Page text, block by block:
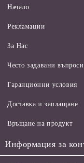
Начало
Рекламации
За Нас
Често задавани въпроси
Гаранционни условия
Доставка и заплащане
Връщане на продукт
Информация за